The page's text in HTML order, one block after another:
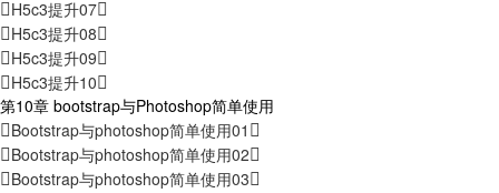
H5c3提升07
H5c3提升08
H5c3提升09
H5c3提升10
第10章 bootstrap与Photoshop简单使用
Bootstrap与photoshop简单使用01
Bootstrap与photoshop简单使用02
Bootstrap与photoshop简单使用03